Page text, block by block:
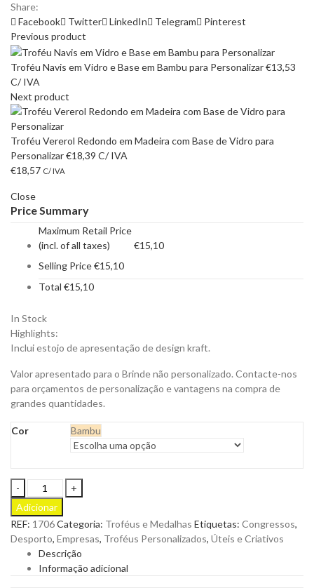
Share:
Facebook
Twitter LinkedIn Telegram
Pinterest
Previous product
Troféu Navis em Vidro e Base em Bambu para Personalizar€13,53
C/ IVA
Next product
Troféu Vererol Redondo em Madeira com Base de Vidro para
Personalizar€18,39 C/ IVA
€18,57 C/ IVA
Close
Price Summary
Maximum Retail Price
(incl. of all taxes)
€15,10
Selling Price€15,10
Total €15,10
In Stock
Highlights:
Inclui estojo de apresentação de design kraft.
Valor apresentado para o Brinde não personalizado. Contacte-nos
para orçamentos de personalização e vantagens na compra de
grandes quantidades.
Cor Bambu
Troféu
Kuder
em
Vidro
e
Base
em
Adicionar
REF: 1706Categoria: Troféus e Medalhas Etiquetas: Congressos,
Desporto, Empresas, Troféus Personalizados, Úteis e Criativos
Descrição
Informação adicional